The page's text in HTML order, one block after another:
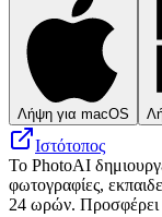
Λήψη για macOS
Ιστότοπος
Το PhotoAI
φωτογραφίες,
24 ωρών.